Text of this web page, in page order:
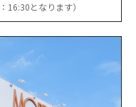
となります）